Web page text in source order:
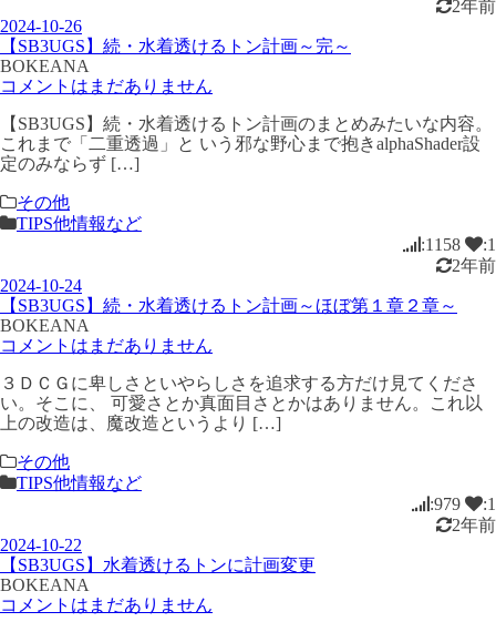
2年前
2024-10-26
【SB3UGS】続・水着透けるトン計画～完～
BOKEANA
コメントはまだありません
【SB3UGS】続・水着透けるトン計画のまとめみたいな内容。
これまで「二重透過」と いう邪な野心まで抱きalphaShader設
定のみならず […]
その他
TIPS他情報など
:1158
:1
2年前
2024-10-24
【SB3UGS】続・水着透けるトン計画～ほぼ第１章２章～
BOKEANA
コメントはまだありません
３ＤＣＧに卑しさといやらしさを追求する方だけ見てくださ
い。そこに、 可愛さとか真面目さとかはありません。これ以
上の改造は、魔改造というより […]
その他
TIPS他情報など
:979
:1
2年前
2024-10-22
【SB3UGS】水着透けるトンに計画変更
BOKEANA
コメントはまだありません